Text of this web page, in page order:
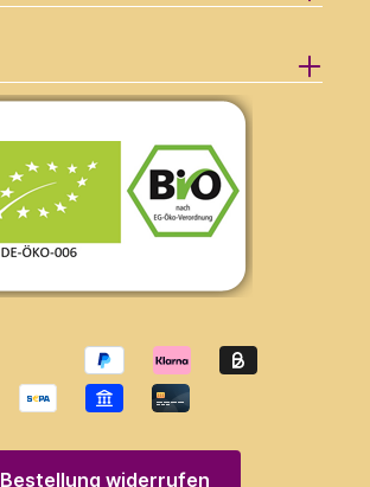
Bestellung widerrufen